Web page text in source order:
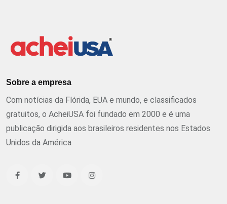
Sobre a empresa
Com notícias da Flórida, EUA e mundo, e classificados
gratuitos, o AcheiUSA foi fundado em 2000 e é uma
publicação dirigida aos brasileiros residentes nos Estados
Unidos da América